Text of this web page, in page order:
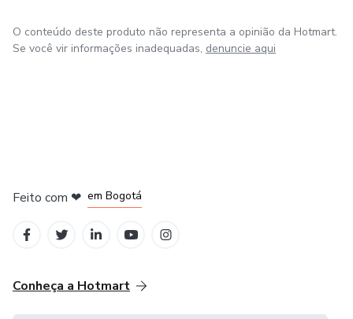
O conteúdo deste produto não representa a opinião da Hotmart.
Se você vir informações inadequadas, denuncie aqui
Feito com ❤ em Bogotá
Conheça a Hotmart